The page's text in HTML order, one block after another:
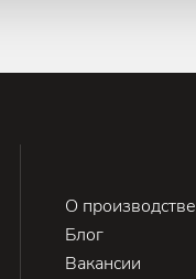
О производстве
Блог
Вакансии